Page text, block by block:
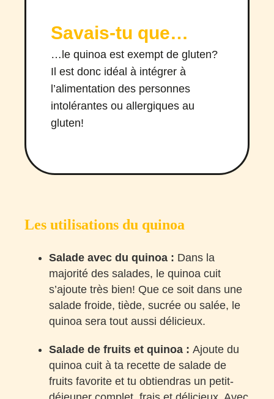
Savais-tu que…
…le quinoa est exempt de gluten?
Il est donc idéal à intégrer à
l’alimentation des personnes
intolérantes ou allergiques au
gluten!
Les utilisations du quinoa
Salade avec du quinoa : Dans la
majorité des salades, le quinoa cuit
s’ajoute très bien! Que ce soit dans une
salade froide, tiède, sucrée ou salée, le
quinoa sera tout aussi délicieux.
Salade de fruits et quinoa : Ajoute du
quinoa cuit à ta recette de salade de
fruits favorite et tu obtiendras un petit-